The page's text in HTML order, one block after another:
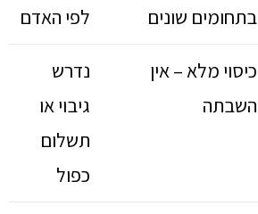
בתחומים שונים לפי האדם
כיסוי מלא – אין
השבתה
נדרש
גיבוי או
תשלום
כפול